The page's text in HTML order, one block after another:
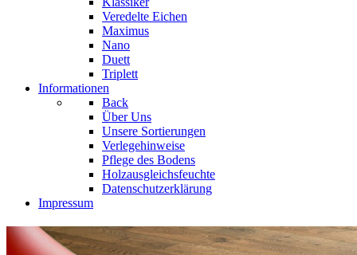
Veredelte Eichen
Maximus
Nano
Duett
Triplett
Informationen
Back
Über Uns
Unsere Sortierungen
Verlegehinweise
Pflege des Bodens
Holzausgleichsfeuchte
Datenschutzerklärung
Impressum